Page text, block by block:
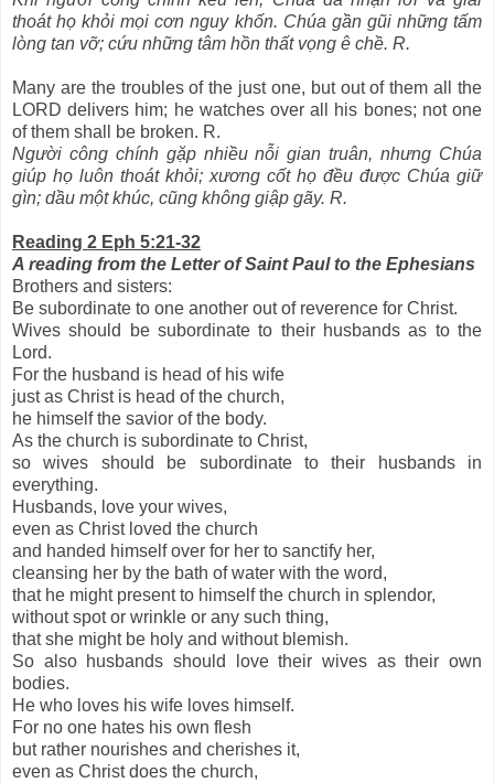
thoát họ khỏi mọi cơn nguy khốn. Chúa gần gũi những tấm
lòng tan vỡ; cứu những tâm hồn thất vọng ê chề. R.
Many are the troubles of the just one, but out of them all the
LORD delivers him; he watches over all his bones; not one
of them shall be broken. R.
Người công chính gặp nhiều nỗi gian truân, nhưng Chúa
giúp họ luôn thoát khỏi; xương cốt họ đều được Chúa giữ
gìn; dầu một khúc, cũng không giập gãy. R.
Reading 2 Eph 5:21-32
A reading from the Letter of Saint Paul to the Ephesians
Brothers and sisters:
Be subordinate to one another out of reverence for Christ.
Wives should be subordinate to their husbands as to the
Lord.
For the husband is head of his wife
just as Christ is head of the church,
he himself the savior of the body.
As the church is subordinate to Christ,
so wives should be subordinate to their husbands in
everything.
Husbands, love your wives,
even as Christ loved the church
and handed himself over for her to sanctify her,
cleansing her by the bath of water with the word,
that he might present to himself the church in splendor,
without spot or wrinkle or any such thing,
that she might be holy and without blemish.
So also husbands should love their wives as their own
bodies.
He who loves his wife loves himself.
For no one hates his own flesh
but rather nourishes and cherishes it,
even as Christ does the church,